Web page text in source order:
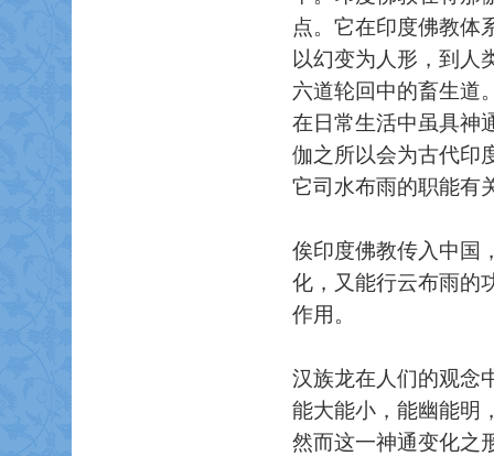
点。它在印度佛教体
以幻变为人形，到人
六道轮回中的畜生道
在日常生活中虽具神
伽之所以会为古代印
它司水布雨的职能有
俟印度佛教传入中国
化，又能行云布雨的
作用。
汉族龙在人们的观念
能大能小，能幽能明
然而这一神通变化之